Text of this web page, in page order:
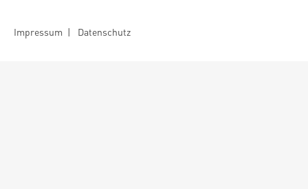
Impressum | Datenschutz